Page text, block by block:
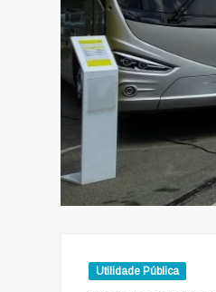
Utilidade Pública